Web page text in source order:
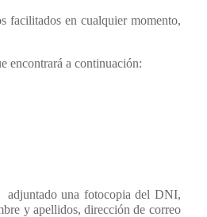
facilitados en cualquier momento,
encontrará a continuación:
adjuntado una fotocopia del DNI,
y apellidos, dirección de correo